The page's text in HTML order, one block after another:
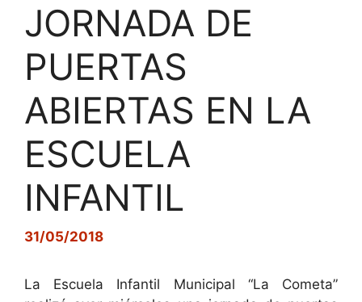
JORNADA DE
PUERTAS
ABIERTAS EN LA
ESCUELA
INFANTIL
31/05/2018
La Escuela Infantil Municipal “La Cometa”